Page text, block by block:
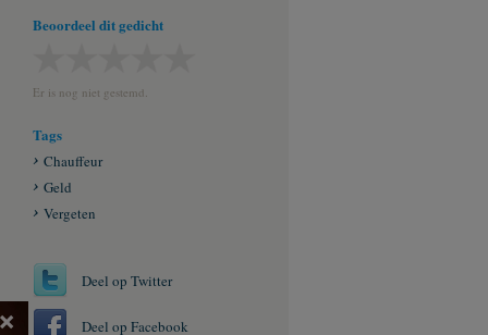
Beoordeel dit gedicht
Er is nog niet gestemd.
Tags
Chauffeur
Geld
Vergeten
Deel op Twitter
Deel op Facebook